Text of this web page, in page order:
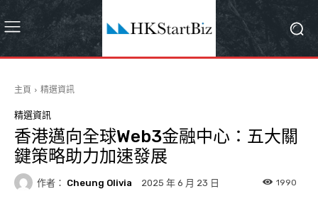
主頁 精選資訊
精選資訊
香港邁向全球Web3金融中心：五大關
鍵策略助力加速發展
作者： Cheung Olivia 2025 年 6 月 23 日 1990